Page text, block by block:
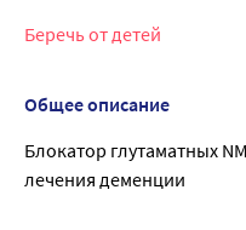
Беречь от детей
Общее описание
Блокатор глутаматных
лечения деменции